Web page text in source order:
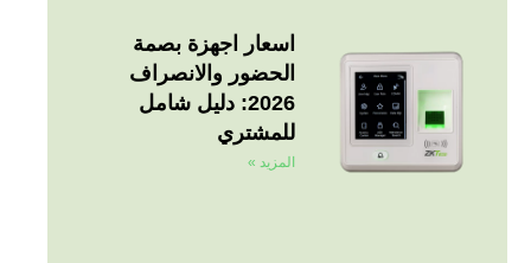
اسعار اجهزة بصمة
الحضور والانصراف
2026: دليل شامل
للمشتري
المزيد »